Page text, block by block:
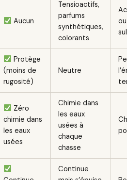
Aucun
Tensioactifs,
parfums
synthétiques,
colorants
Protège
(moins de
rugosité)
Neutre
Zéro
chimie dans
les eaux
usées
Chimie dans
les eaux
usées à
chaque
chasse
Continue